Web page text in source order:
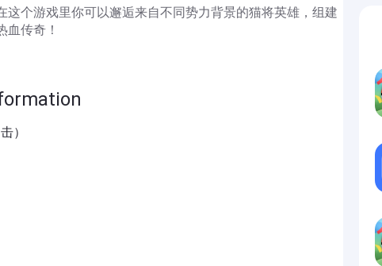
个游戏里你可以邂逅来自不同势力背景的猫将英雄，组建
血传奇！
）